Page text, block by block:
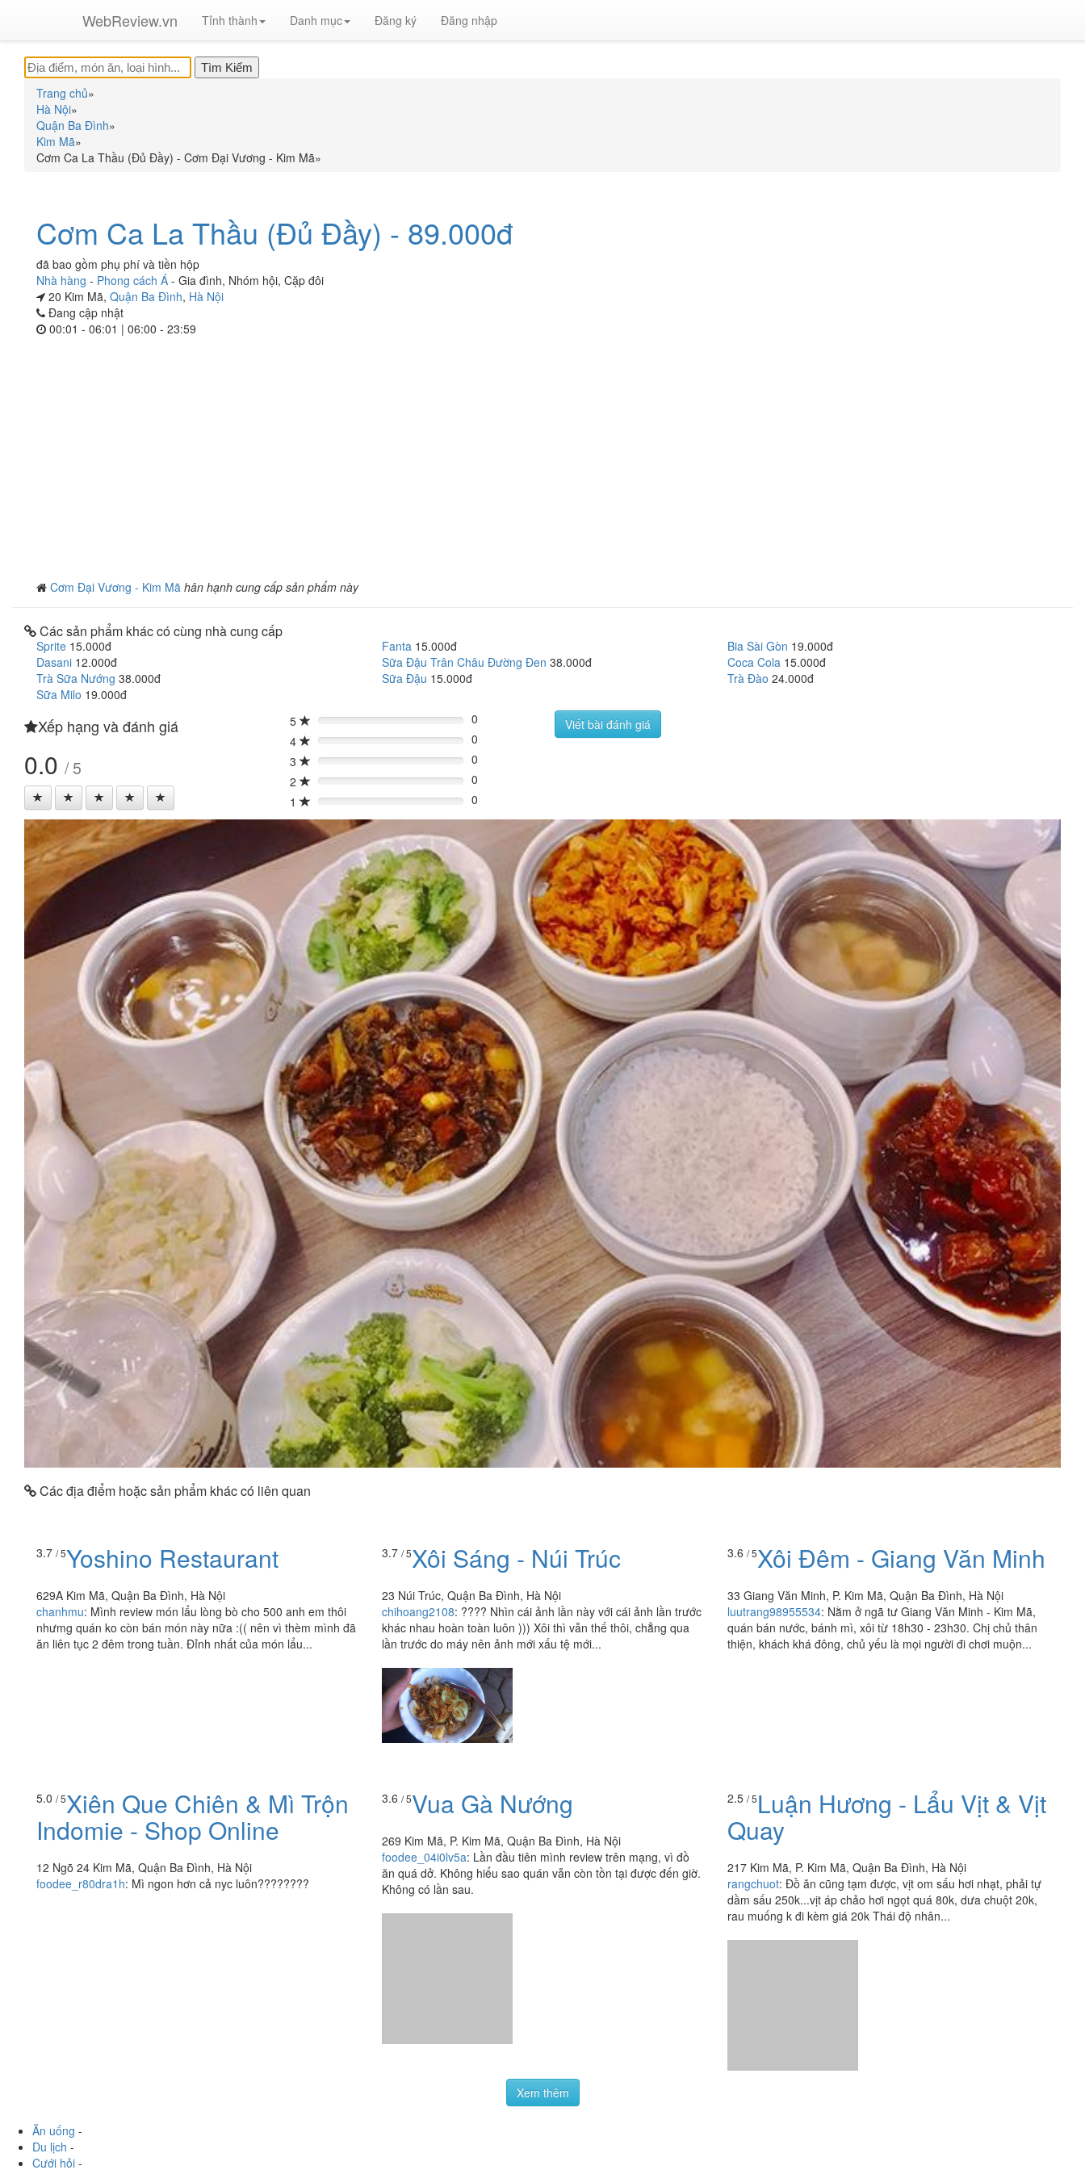
WebReview.vn Tỉnh thành Danh mục Đăng ký Đăng nhập
Trang chủ»
Hà Nội»
Quận Ba Đình»
Kim Mã»
Cơm Ca La Thầu (Đủ Đầy) - Cơm Đại Vương - Kim Mã»
Cơm Ca La Thầu (Đủ Đầy) - 89.000đ
đã bao gồm phụ phí và tiền hộp
Nhà hàng - Phong cách Á - Gia đình, Nhóm hội, Cặp đôi
20 Kim Mã, Quận Ba Đình, Hà Nội
Đang cập nhật
00:01 - 06:01 | 06:00 - 23:59
Cơm Đại Vương - Kim Mã hân hạnh cung cấp sản phẩm này
Các sản phẩm khác có cùng nhà cung cấp
Sprite 15.000đ Fanta 15.000đ Bia Sài Gòn 19.000đ
Dasani 12.000đ Sữa Đậu Trân Châu Đường Đen 38.000đ Coca Cola 15.000đ
Trà Sữa Nướng 38.000đ Sữa Đậu 15.000đ Trà Đào 24.000đ
Sữa Milo 19.000đ
Xếp hạng và đánh giá
0.0 / 5
5 0%
0
4
0%
0
3
0%
0
2
0%
0
1
0% 0
Viết bài đánh giá
Các địa điểm hoặc sản phẩm khác có liên quan
3.7 / 5Yoshino Restaurant
629A Kim Mã, Quận Ba Đình, Hà Nội
chanhmu: Mình review món lẩu lòng bò cho 500 anh em thôi
nhưmg quán ko còn bán món này nữa :(( nên vì thèm mình đã
ăn liên tục 2 đêm trong tuần. Đỉnh nhất của món lẩu...
3.7 / 5Xôi Sáng - Núi Trúc
23 Núi Trúc, Quận Ba Đình, Hà Nội
chihoang2108: ???? Nhìn cái ảnh lần này với cái ảnh lần trước
khác nhau hoàn toàn luôn ))) Xôi thì vẫn thế thôi, chẳng qua
lần trước do máy nên ảnh mới xấu tệ mới...
3.6 / 5Xôi Đêm - Giang Văn Minh
33 Giang Văn Minh, P. Kim Mã, Quận Ba Đình, Hà Nội
luutrang98955534: Nằm ở ngã tư Giang Văn Minh - Kim Mã,
quán bán nước, bánh mì, xôi từ 18h30 - 23h30. Chị chủ thân
thiện, khách khá đông, chủ yếu là mọi người đi chơi muộn...
5.0 / 5Xiên Que Chiên & Mì Trộn
Indomie - Shop Online
12 Ngõ 24 Kim Mã, Quận Ba Đình, Hà Nội
foodee_r80dra1h: Mì ngon hơn cả nyc luôn????????
3.6 / 5Vua Gà Nướng
269 Kim Mã, P. Kim Mã, Quận Ba Đình, Hà Nội
foodee_04i0lv5a: Lần đầu tiên mình review trên mạng, vì đồ
ăn quá dở. Không hiểu sao quán vẫn còn tồn tại được đến giờ.
Không có lần sau.
2.5 / 5Luận Hương - Lẩu Vịt & Vịt
Quay
217 Kim Mã, P. Kim Mã, Quận Ba Đình, Hà Nội
rangchuot: Đồ ăn cũng tạm được, vịt om sấu hơi nhạt, phải tự
dầm sấu 250k...vịt áp chảo hơi ngọt quá 80k, dưa chuột 20k,
rau muống k đi kèm giá 20k Thái độ nhân...
Mua sắm
Giáo dục
Dịch vụ